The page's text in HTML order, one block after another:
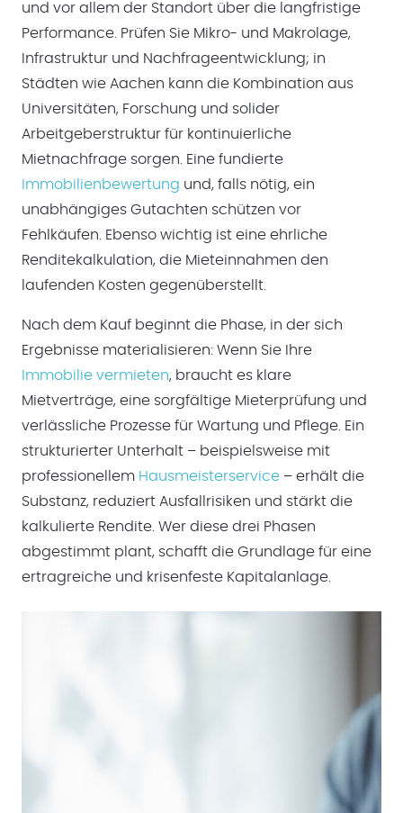
und vor allem der Standort über die langfristige
Performance. Prüfen Sie Mikro- und Makrolage,
Infrastruktur und Nachfrageentwicklung; in
Städten wie Aachen kann die Kombination aus
Universitäten, Forschung und solider
Arbeitgeberstruktur für kontinuierliche
Mietnachfrage sorgen. Eine fundierte
Immobilienbewertung und, falls nötig, ein
unabhängiges Gutachten schützen vor
Fehlkäufen. Ebenso wichtig ist eine ehrliche
Renditekalkulation, die Mieteinnahmen den
laufenden Kosten gegenüberstellt.
Nach dem Kauf beginnt die Phase, in der sich
Ergebnisse materialisieren: Wenn Sie Ihre
Immobilie vermieten, braucht es klare
Mietverträge, eine sorgfältige Mieterprüfung und
verlässliche Prozesse für Wartung und Pflege. Ein
strukturierter Unterhalt – beispielsweise mit
professionellem Hausmeisterservice – erhält die
Substanz, reduziert Ausfallrisiken und stärkt die
kalkulierte Rendite. Wer diese drei Phasen
abgestimmt plant, schafft die Grundlage für eine
ertragreiche und krisenfeste Kapitalanlage.